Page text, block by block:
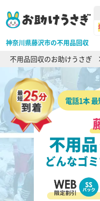
神奈川県藤沢市の不用品回収
不用品回収のお助けうさぎ
電話1本
不用
どんなゴ